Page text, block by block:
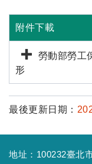
附件下載
勞動部勞工
形
最後更新日期：
地址：100232臺北